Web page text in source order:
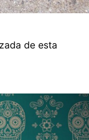
de esta